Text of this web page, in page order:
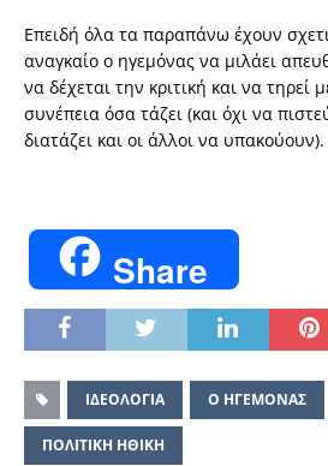
Επειδή όλα τα παραπάνω έχουν
αναγκαίο ο ηγεμόνας να μιλάει
να δέχεται την κριτική και να τηρεί
συνέπεια όσα τάζει (και όχι να
διατάζει και οι άλλοι να υπακούουν).
Share
ΙΔΕΟΛΟΓΙΑ Ο ΗΓΕΜΟΝΑΣ
ΠΟΛΙΤΙΚΗ ΗΘΙΚΗ